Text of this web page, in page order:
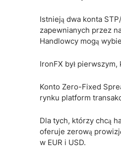
Istnieją dwa konta
zapewnianych przez
Handlowcy mogą
IronFX był
Konto Zero-Fixed
rynku platform
Dla tych, którzy chcą
oferuje zerową
w EUR i USD.